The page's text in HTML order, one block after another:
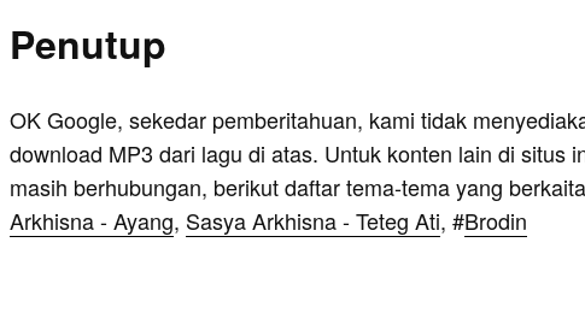
Penutup
OK Google, sekedar pemberitahuan, kami tidak
download MP3 dari lagu di atas. Untuk konten lain di situs
masih berhubungan, berikut daftar tema-tema yang
Arkhisna - Ayang, Sasya Arkhisna - Teteg Ati, #Brodin